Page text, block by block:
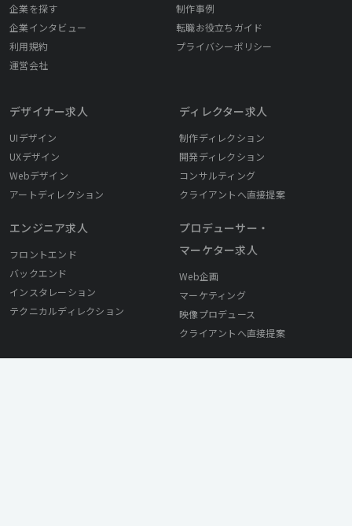
企業を探す
制作事例
企業インタビュー
転職お役立ちガイド
利用規約
プライバシーポリシー
運営会社
デザイナー求人
UIデザイン
UXデザイン
Webデザイン
アートディレクション
エンジニア求人
フロントエンド
バックエンド
インスタレーション
テクニカルディレクション
ディレクター求人
制作ディレクション
開発ディレクション
コンサルティング
クライアントへ直接提案
プロデューサー・
マーケター求人
Web企画
マーケティング
映像プロデュース
クライアントへ直接提案